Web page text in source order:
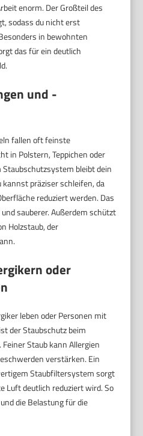
enorm. Der Großteil des
sodass du nicht erst
in bewohnten
das für ein deutlich
und -
fallen oft feinste
in Polstern, Teppichen oder
bleibt dein
kannst präziser schleifen, da
reduziert werden. Das
sauberer. Außerdem schützt
Holzstaub, der
oder
leben oder Personen mit
der Staubschutz beim
Staub kann Allergien
verstärken. Ein
Staubfiltersystem sorgt
Luft deutlich reduziert wird. So
die Belastung für die